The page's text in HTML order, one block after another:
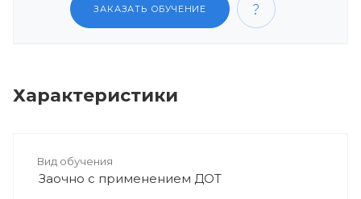
ЗАКАЗАТЬ ОБУЧЕНИЕ
Характеристики
Вид обучения
Заочно с применением ДОТ